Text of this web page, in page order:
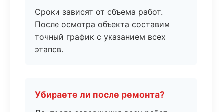
Сроки зависят от объема работ.
После осмотра объекта составим
точный график с указанием всех
этапов.
Убираете ли после ремонта?